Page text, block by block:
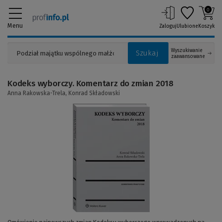
Menu
Szukaj
Wyszukiwanie
zaawansowane
ZalogujUlubione
0
Koszyk
(Link
Kodeks wyborczy. Komentarz do zmian 2018
Anna Rakowska-Trela, Konrad Składowski